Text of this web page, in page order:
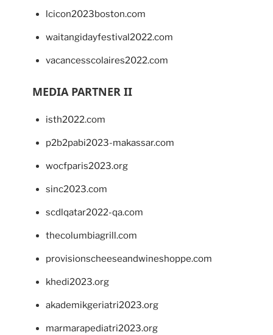
lcicon2023boston.com
waitangidayfestival2022.com
vacancesscolaires2022.com
MEDIA PARTNER II
isth2022.com
p2b2pabi2023-makassar.com
wocfparis2023.org
sinc2023.com
scdlqatar2022-qa.com
thecolumbiagrill.com
provisionscheeseandwineshoppe.com
khedi2023.org
akademikgeriatri2023.org
marmarapediatri2023.org